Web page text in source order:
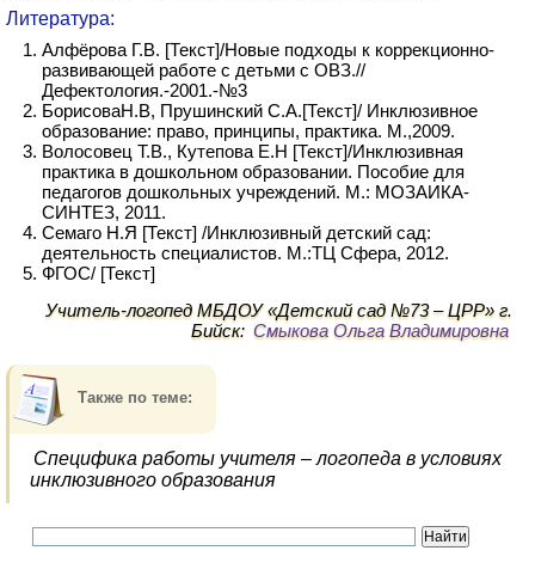
Литература:
Алфёрова Г.В. [Текст]/Новые подходы к коррекционно-
развивающей работе с детьми с ОВЗ.//
Дефектология.-2001.-№3
БорисоваН.В, Прушинский С.А.[Текст]/ Инклюзивное
образование: право, принципы, практика. М.,2009.
Волосовец Т.В., Кутепова Е.Н [Текст]/Инклюзивная
практика в дошкольном образовании. Пособие для
педагогов дошкольных учреждений. М.: МОЗАИКА-
СИНТЕЗ, 2011.
Семаго Н.Я [Текст] /Инклюзивный детский сад:
деятельность специалистов. М.:ТЦ Сфера, 2012.
ФГОС/ [Текст]
Учитель-логопед МБДОУ «Детский сад №73 – ЦРР» г.
Бийск: Смыкова Ольга Владимировна
Также по теме:
Специфика работы учителя – логопеда в условиях
инклюзивного образования